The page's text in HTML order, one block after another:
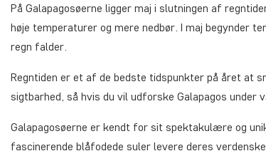
På Galapagosøerne ligger maj i slutningen af
høje temperaturer og mere nedbør. I maj begynder
regn falder.
Regntiden er et af de bedste tidspunkter på året at
sigtbarhed, så hvis du vil udforske Galapagos under
Galapagosøerne er kendt for sit spektakulære og
fascinerende blåfodede suler levere deres